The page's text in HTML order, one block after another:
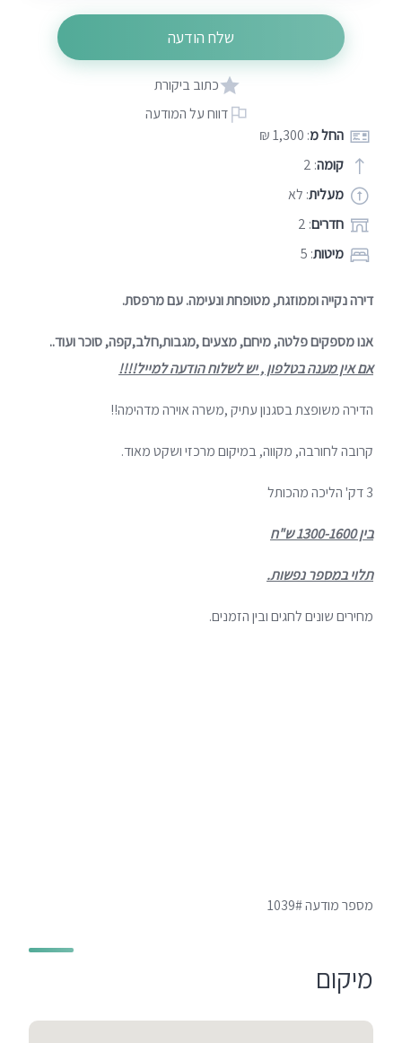
החל מ: 1,300 ₪
קומה: 2
מעלית: לא
חדרים: 2
מיטות: 5
דירה נקייה וממוזגת, מטופחת ונעימה. עם מרפסת.
אנו מספקים פלטה, מיחם, מצעים ,מגבות,חלב,קפה, סוכר ועוד..
אם אין מענה בטלפון , יש לשלוח הודעה למייל!!!!
הדירה משופצת בסגנון עתיק ,משרה אוירה מדהימה!!
קרובה לחורבה, מקווה, במיקום מרכזי ושקט מאוד.
3 דק' הליכה מהכותל
בין 1300-1600 ש"ח
תלוי במספר נפשות.
מחירים שונים לחגים ובין הזמנים.
מספר מודעה 1039#
מיקום
שלח הודעה
כתוב ביקורת
דווח על המודעה